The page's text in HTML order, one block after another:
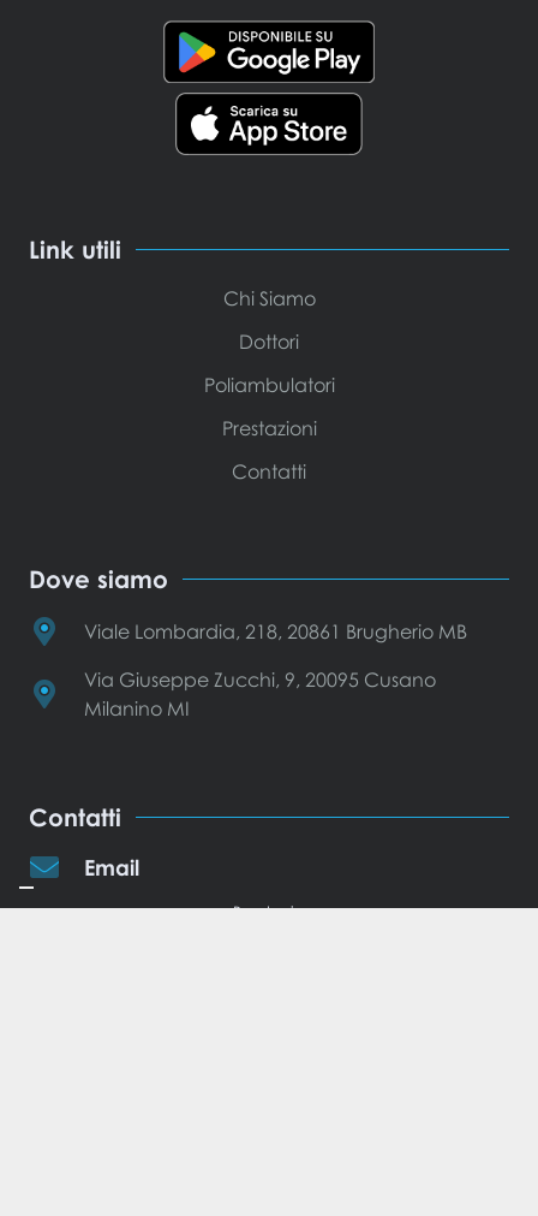
Link utili
Chi Siamo
Dottori
Poliambulatori
Prestazioni
Contatti
Dove siamo
Viale Lombardia, 218, 20861 Brugherio MB
Via Giuseppe Zucchi, 9, 20095 Cusano
Milanino MI
Contatti
Email
Brugherio